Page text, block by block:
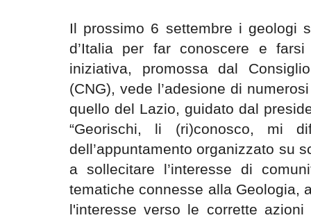
Il prossimo 6 settembre i geologi
d’Italia per far conoscere e farsi
iniziativa, promossa dal
(CNG), vede l’adesione di
quello del Lazio, guidato dal
“Georischi, li (ri)conosco, mi
dell’appuntamento organizzato su
a sollecitare l’interesse di
tematiche connesse alla Geologia,
l'interesse verso le corrette